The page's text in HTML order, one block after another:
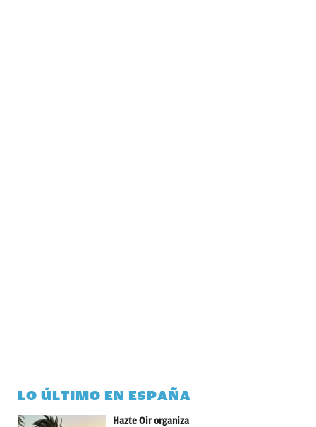
LO ÚLTIMO EN ESPAÑA
Hazte Oir organiza